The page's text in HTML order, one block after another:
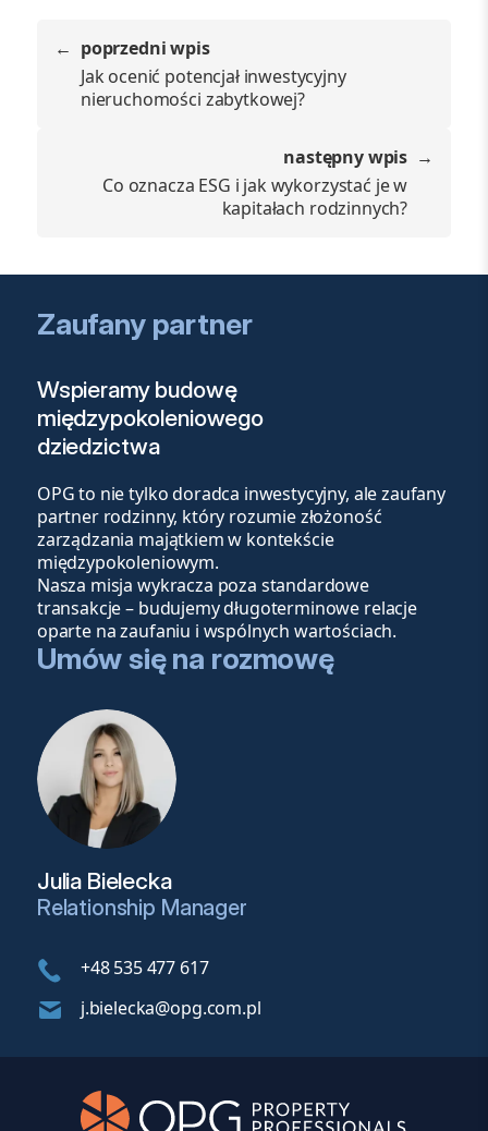
poprzedni wpis
Jak ocenić potencjał inwestycyjny
nieruchomości zabytkowej?
następny wpis
Co oznacza ESG i jak wykorzystać je w
kapitałach rodzinnych?
Zaufany partner
Wspieramy budowę
międzypokoleniowego
dziedzictwa
OPG to nie tylko doradca inwestycyjny, ale zaufany
partner rodzinny, który rozumie złożoność
zarządzania majątkiem w kontekście
międzypokoleniowym.
Nasza misja wykracza poza standardowe
transakcje – budujemy długoterminowe relacje
oparte na zaufaniu i wspólnych wartościach.
Umów się na rozmowę
Julia Bielecka
Relationship Manager
+48 535 477 617
j.bielecka@opg.com.pl